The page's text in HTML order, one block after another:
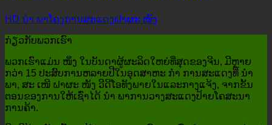
HD ນຳ ພາໂຄງການສະແດງຝາຜະ ໜັງ
ກ່ຽວ​ກັບ​ພວກ​ເຮົາ
ພວກເຮົາແມ່ນ ໜຶ່ງ ໃນບັນດາຜູ້ຜະລິດໃຫຍ່ທີ່ສຸດຂອງຈີນ, ມີຫຼາຍ
ກວ່າ 15 ປະສົບການຫລາຍປີໃນອຸດສາຫະ ກຳ ການສະແດງທີ່ ນຳ
ພາ, ສະ ເໜີ ຝາຜະ ໜັງ ວີດີໂອທັງພາຍໃນແລະກາງແຈ້ງ, ຈາກຂັ້ນ
ຕອນຂອງການໃຫ້ເຊົ່າໄດ້ ນຳ ພາການວາງສະແດງປ້າຍໂຄສະນາ
ການຄ້າ.